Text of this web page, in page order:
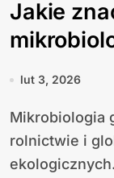
Jakie
lut 3, 2026
Mikrobiologia gleby odgrywa kluczową rolę w
rolnictwie i